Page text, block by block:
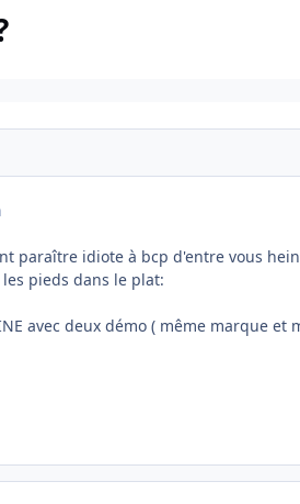
paraître idiote à bcp d'entre vous
pieds dans le plat:
avec deux démo ( même marque et